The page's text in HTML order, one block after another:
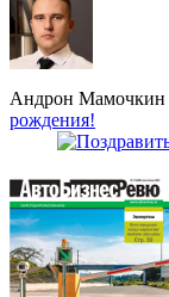
Андрон Мамочкин
рождения!